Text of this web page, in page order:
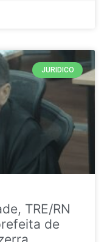
JURIDICO
TRE/RN
de